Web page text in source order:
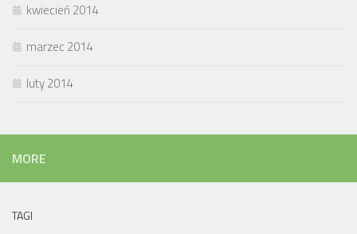
kwiecień 2014
marzec 2014
luty 2014
MORE
TAGI